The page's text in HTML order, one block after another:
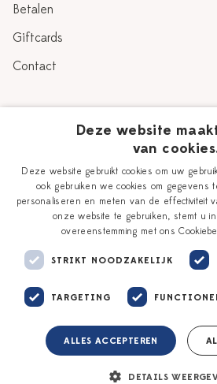
Betalen
Giftcards
Contact
Verhaal
Onze plateelschilders
Delfts
Deze website
van
Deze website gebruikt cookies om uw
ook gebruiken we cookies om gegevens
personaliseren en meten van de effectiviteit
onze website te gebruiken, stemt u
overeenstemming met ons
STRIKT NOODZAKELIJK
TARGETING
ALLES ACCEPTEREN
DETAILS